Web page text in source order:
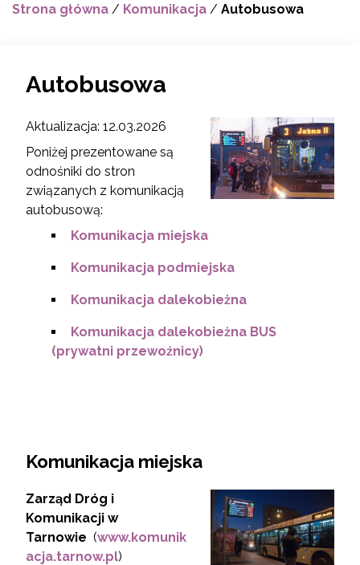
Strona główna / Komunikacja / Autobusowa
Autobusowa
Aktualizacja: 12.03.2026
Poniżej prezentowane są
odnośniki do stron
związanych z komunikacją
autobusową:
Komunikacja miejska
Komunikacja podmiejska
Komunikacja dalekobieżna
Komunikacja dalekobieżna BUS
(prywatni przewoźnicy)
Komunikacja miejska
Zarząd Dróg i
Komunikacji w
Tarnowie (www.komunik
acja.tarnow.pl)